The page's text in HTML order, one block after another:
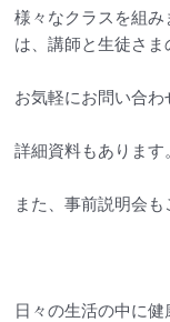
様々なクラスを組
は、講師と生徒さ
お気軽にお問い合わ
詳細資料もあります
また、事前説明会
日々の生活の中に